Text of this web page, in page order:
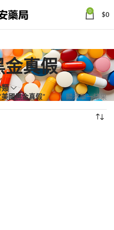
0 $0
真假
類
國黑金真假” 顯示單一結果